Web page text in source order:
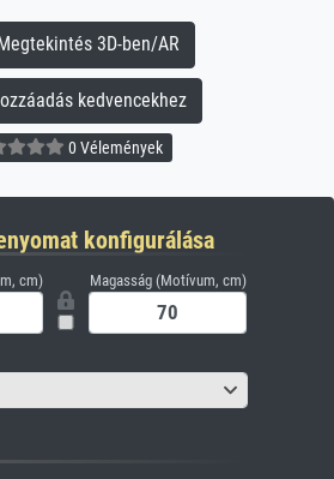
3D-ben/AR
kedvencekhez
0 Vélemények
konfigurálása
cm) Magasság (Motívum, cm)